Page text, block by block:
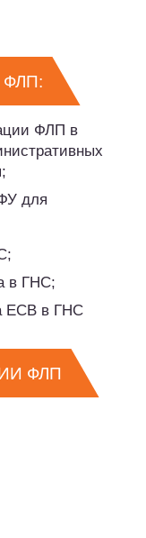
ФЛП в
для
в ГНС;
ЕСВ в ГНС
ФЛП